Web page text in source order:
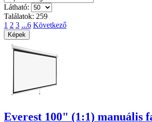
Látható:
Találatok: 259
1 2 3 ...6 Következő
Everest 100" (1:1) manuális